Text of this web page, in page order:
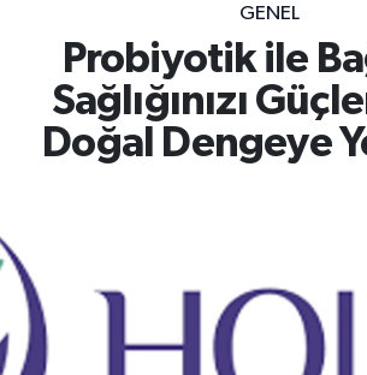
GENEL
Probiyotik ile
Sağlığınızı
Doğal Dengeye